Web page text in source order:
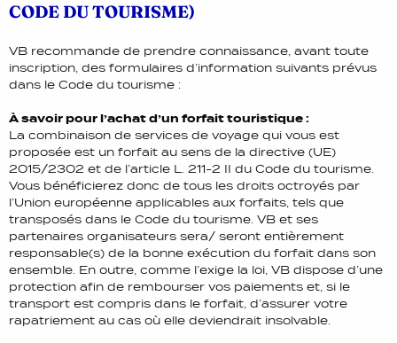
CODE DU TOURISME)
VB recommande de prendre connaissance, avant toute
inscription, des formulaires d’information suivants prévus
dans le Code du tourisme :
À savoir pour l’achat d’un forfait touristique :
La combinaison de services de voyage qui vous est
proposée est un forfait au sens de la directive (UE)
2015/2302 et de l’article L. 211-2 II du Code du tourisme.
Vous bénéficierez donc de tous les droits octroyés par
l’Union européenne applicables aux forfaits, tels que
transposés dans le Code du tourisme. VB et ses
partenaires organisateurs sera/ seront entièrement
responsable(s) de la bonne exécution du forfait dans son
ensemble. En outre, comme l’exige la loi, VB dispose d’une
protection afin de rembourser vos paiements et, si le
transport est compris dans le forfait, d’assurer votre
rapatriement au cas où elle deviendrait insolvable.